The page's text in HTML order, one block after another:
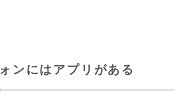
ンにはアプリがある